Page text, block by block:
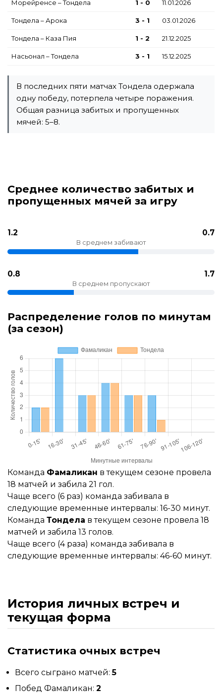
Морейренсе – Тондела 1 - 0 11.01.2026
Тондела – Арока 3 - 1 03.01.2026
Тондела – Каза Пия 1 - 2 21.12.2025
Насьонал – Тондела 3 - 1 15.12.2025
В последних пяти матчах Тондела одержала
одну победу, потерпела четыре поражения.
Общая разница забитых и пропущенных
мячей: 5–8.
Среднее количество забитых и
пропущенных мячей за игру
1.2 0.7
В среднем забивают
0.8 1.7
В среднем пропускают
Распределение голов по минутам
(за сезон)
Команда Фамаликан в текущем сезоне провела
18 матчей и забила 21 гол.
Чаще всего (6 раз) команда забивала в
следующие временные интервалы: 16-30 минут.
Команда Тондела в текущем сезоне провела 18
матчей и забила 13 голов.
Чаще всего (4 раза) команда забивала в
следующие временные интервалы: 46-60 минут.
История личных встреч и
текущая форма
Статистика очных встреч
Всего сыграно матчей:5
Побед Фамаликан: 2